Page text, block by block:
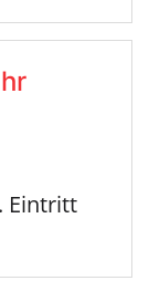
Eintritt